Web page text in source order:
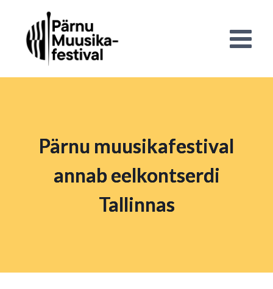
Pärnu muusikafestival
annab eelkontserdi
Tallinnas